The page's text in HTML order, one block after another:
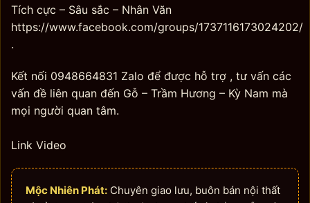
Tích cực – Sâu sắc – Nhân Văn
https://www.facebook.com/groups/1737116173024202/
.
Kết nối 0948664831 Zalo để được hỗ trợ , tư vấn các
vấn đề liên quan đến Gỗ – Trầm Hương – Kỳ Nam mà
mọi người quan tâm.
Link Video
Mộc Nhiên Phát: Chuyên giao lưu, buôn bán nội thất